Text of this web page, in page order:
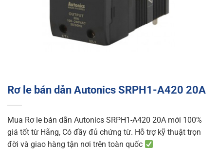
Rơ le bán dẫn Autonics SRPH1-A420 20A
Mua Rơ le bán dẫn Autonics SRPH1-A420 20A mới 100%
giá tốt từ Hãng, Có đầy đủ chứng từ. Hỗ trợ kỹ thuật trọn
đời và giao hàng tận nơi trên toàn quốc